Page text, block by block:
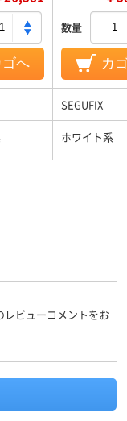
ゴへ
数量
カ
SEGUFIX
ホワイト系
レビューコメントをお